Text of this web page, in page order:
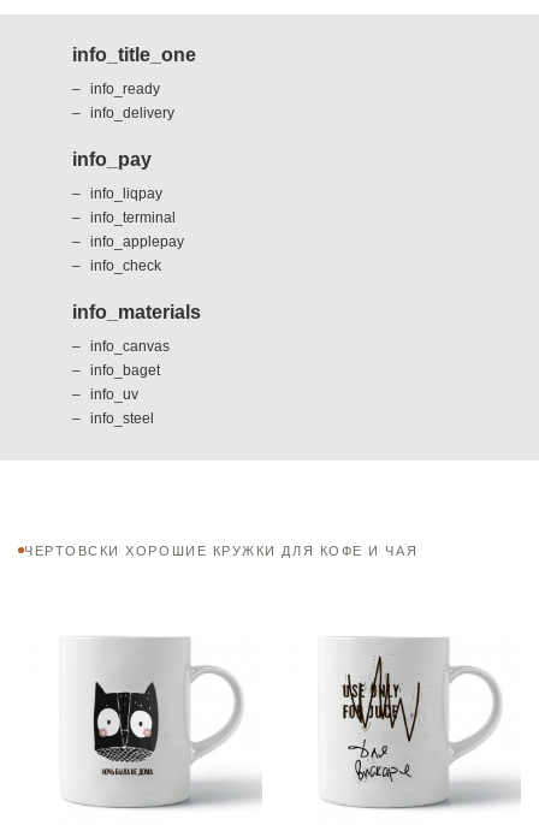
info_title_one
info_ready
info_delivery
info_pay
info_liqpay
info_terminal
info_applepay
info_check
info_materials
info_canvas
info_baget
info_uv
info_steel
ЧЕРТОВСКИ ХОРОШИЕ КРУЖКИ ДЛЯ КОФЕ И ЧАЯ